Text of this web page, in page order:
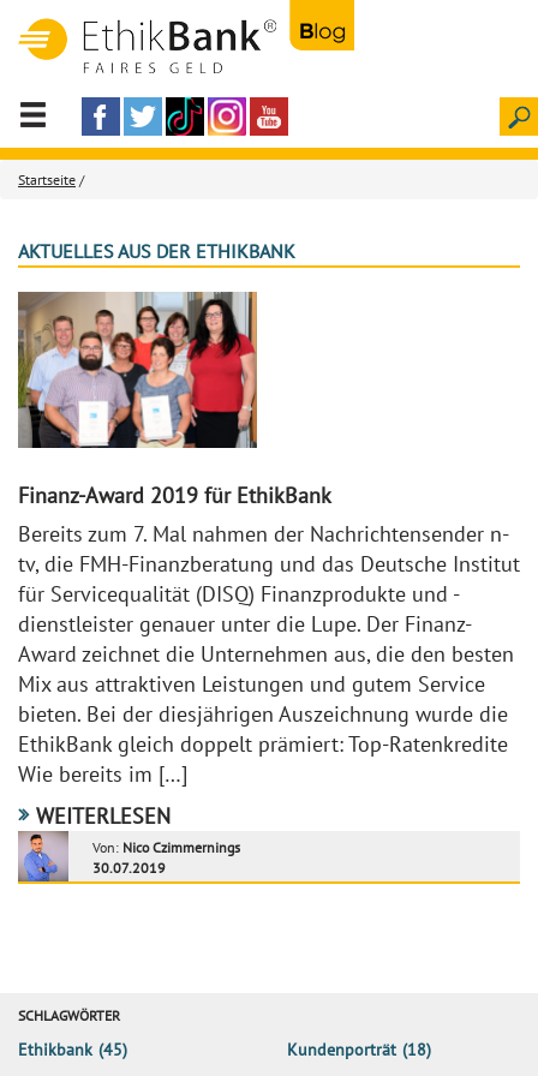
Startseite /
AKTUELLES AUS DER ETHIKBANK
Finanz-Award 2019 für EthikBank
Bereits zum 7. Mal nahmen der Nachrichtensender n-
tv, die FMH-Finanzberatung und das Deutsche Institut
für Servicequalität (DISQ) Finanzprodukte und -
dienstleister genauer unter die Lupe. Der Finanz-
Award zeichnet die Unternehmen aus, die den besten
Mix aus attraktiven Leistungen und gutem Service
bieten. Bei der diesjährigen Auszeichnung wurde die
EthikBank gleich doppelt prämiert: Top-Ratenkredite
Wie bereits im […]
WEITERLESEN
Von: Nico Czimmernings
30.07.2019
SCHLAGWÖRTER
Ethikbank (45) Kundenporträt (18)